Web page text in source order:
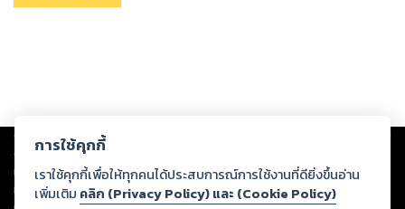
Copyright © 2026
ต่อผลงานหรือเนื้อหาใดที่อัปโหลดผ่านเว็บไซต์และปรากฏว่าละเมิดสิทธิใน
ทรัพย์สินทางปัญญาของบุคคลอื่นหรือขัดต่อกฎหมายและศีลธรรม ดังนั้น ผู้อ่าน
ทุกท่านโปรดใช้วิจารณญาณในการกลั่นกรองด้วยตนเอง และหากท่านพบว่าส่วน
การใช้คุกกี้
เราใช้คุกกี้เพื่อให้ทุกคนได้ประสบการณ์การใช้งานที่ดียิ่งขึ้นอ่าน
เพิ่มเติม คลิก (Privacy Policy) และ (Cookie Policy)